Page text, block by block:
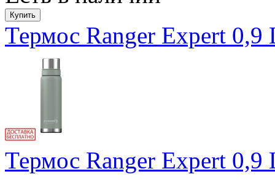
Термос Ranger Expert 0,9
Термос Ranger Expert 0,9